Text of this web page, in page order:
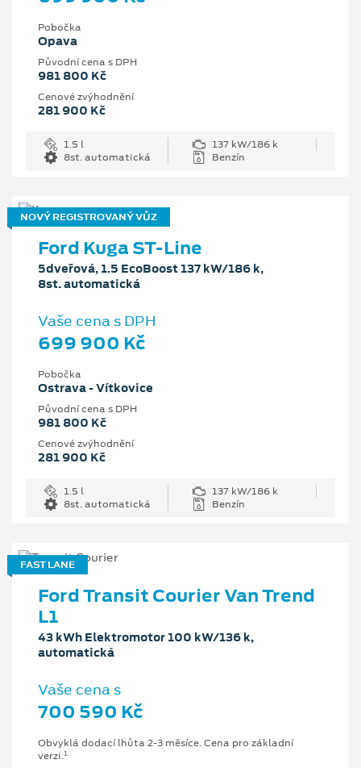
Pobočka
Opava
Původní cena s DPH
981 800 Kč
Cenové zvýhodnění
281 900 Kč
1.5 l
137 kW/186 k
8st. automatická
Benzín
NOVÝ REGISTROVANÝ VŮZ
Ford Kuga ST-Line
5dveřová, 1.5 EcoBoost 137 kW/186 k,
8st. automatická
Vaše cena s DPH
699 900 Kč
Pobočka
Ostrava - Vítkovice
Původní cena s DPH
981 800 Kč
Cenové zvýhodnění
281 900 Kč
1.5 l
137 kW/186 k
8st. automatická
Benzín
FAST LANE
Ford Transit Courier Van Trend
L1
43 kWh Elektromotor 100 kW/136 k,
automatická
Vaše cena s
700 590 Kč
Obvyklá dodací lhůta 2-3 měsíce. Cena pro základní
verzi.1